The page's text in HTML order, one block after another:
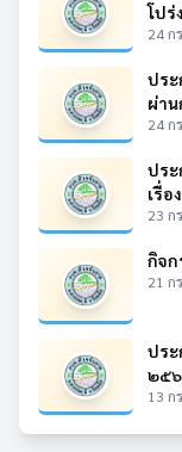
โปร่
24 ก
ประ
ผ่าน
24 ก
ประ
เรื่อ
23 ก
กิจก
21 ก
ปร
๒๕๖
13 ก